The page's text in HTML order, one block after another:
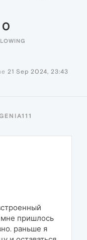
0
21 Sep 2024, 23:43
мне пришлось
раньше я